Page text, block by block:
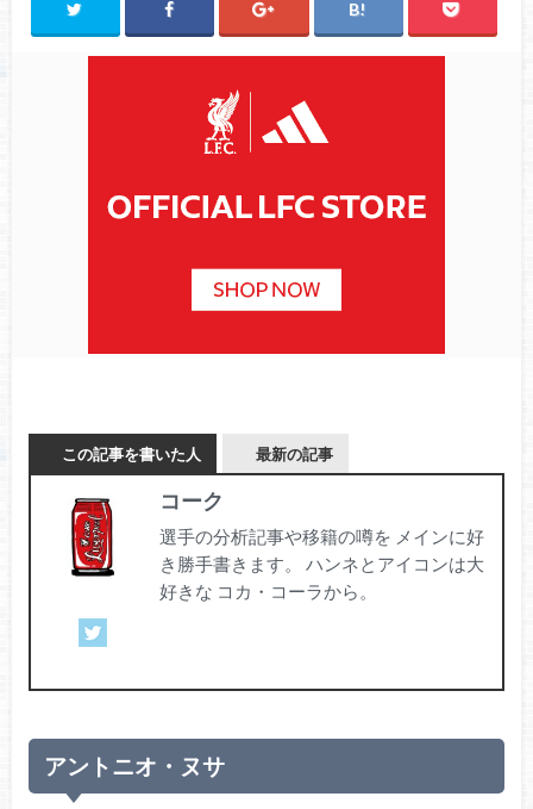
この記事を書いた人 最新の記事
コーク
選手の分析記事や移籍の噂を メインに好
き勝手書きます。 ハンネとアイコンは大
好きな コカ・コーラから。
アントニオ・ヌサ